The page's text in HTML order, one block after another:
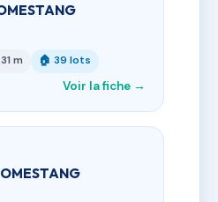
m 🏠 39 lots
Voir la fiche →